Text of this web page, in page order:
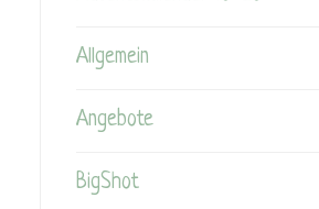
Allgemein
Angebote
BigShot